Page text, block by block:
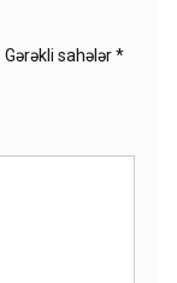
Gərəkli sahələr*